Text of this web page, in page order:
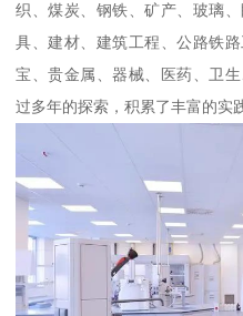
织、煤炭、钢铁、矿产、玻璃
具、建材、建筑工程、公路铁
宝、贵金属、器械、医药、卫
过多年的探索，积累了丰富的实